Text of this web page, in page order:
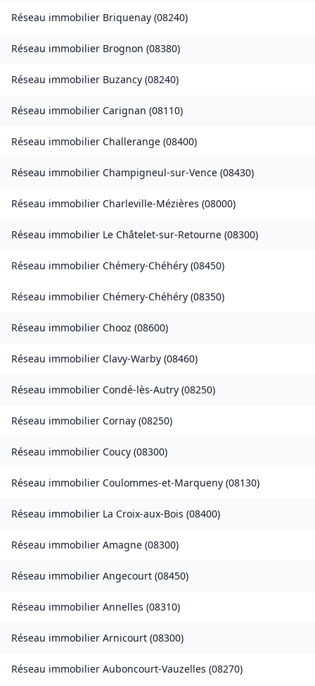
Réseau immobilier Briquenay (08240)
Réseau immobilier Brognon (08380)
Réseau immobilier Buzancy (08240)
Réseau immobilier Carignan (08110)
Réseau immobilier Challerange (08400)
Réseau immobilier Champigneul-sur-Vence (08430)
Réseau immobilier Charleville-Mézières (08000)
Réseau immobilier Le Châtelet-sur-Retourne (08300)
Réseau immobilier Chémery-Chéhéry (08450)
Réseau immobilier Chémery-Chéhéry (08350)
Réseau immobilier Chooz (08600)
Réseau immobilier Clavy-Warby (08460)
Réseau immobilier Condé-lès-Autry (08250)
Réseau immobilier Cornay (08250)
Réseau immobilier Coucy (08300)
Réseau immobilier Coulommes-et-Marqueny (08130)
Réseau immobilier La Croix-aux-Bois (08400)
Réseau immobilier Amagne (08300)
Réseau immobilier Angecourt (08450)
Réseau immobilier Annelles (08310)
Réseau immobilier Arnicourt (08300)
Réseau immobilier Auboncourt-Vauzelles (08270)